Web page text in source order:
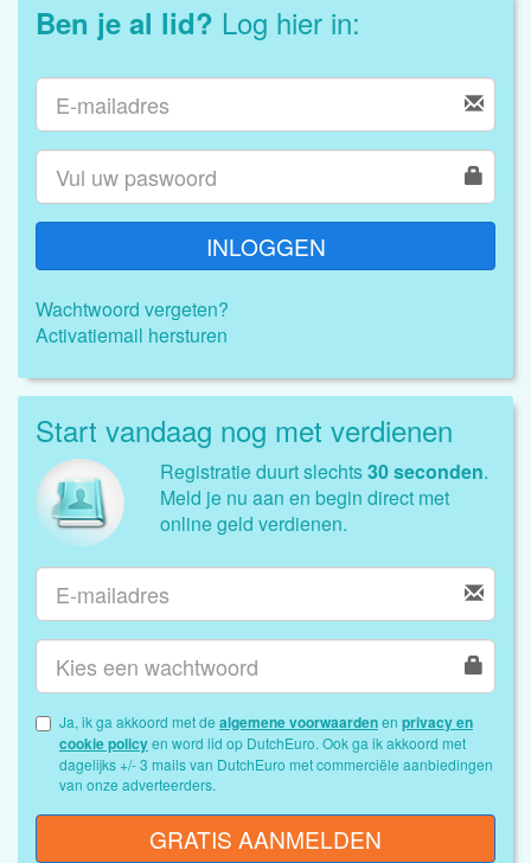
Ben je al lid? Log hier in:
INLOGGEN
Wachtwoord vergeten?
Activatiemail hersturen
Start vandaag nog met verdienen
Registratie duurt slechts30 seconden.
Meld je nu aan en begin direct met
online geld verdienen.
Ja, ik ga akkoord met de algemene voorwaardenen privacy en
cookie policy
dagelijks +/- 3 mails van DutchEuro met commerciële aanbiedingen
van onze adverteerders.
GRATIS AANMELDEN